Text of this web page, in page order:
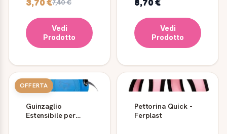
3,70 €7,40 €
Vedi
Prodotto
8,70 €
Vedi
Prodotto
OFFERTA
Guinzaglio
Estensibile per
Pettorina Quick -
Ferplast